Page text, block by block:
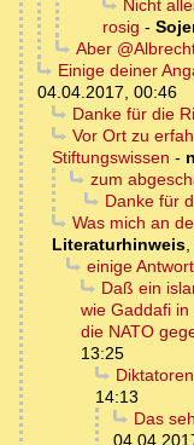
Nicht
rosig -
Aber
Einige deiner
04.04.2017, 00:46
Danke für die
Vor Ort zu
Stiftungswissen -
zum
Danke für
Was mich an
Literaturhinweis,
einige
Daß ein
wie Gaddafi
die NATO
13:25
14:13
Das